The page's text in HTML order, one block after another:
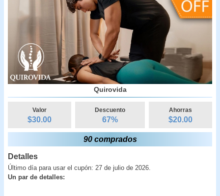
Quirovida
Valor
$30.00
Descuento
67%
Ahorras
$20.00
90 comprados
Detalles
Último día para usar el cupón: 27 de julio de 2026.
Un par de detalles: